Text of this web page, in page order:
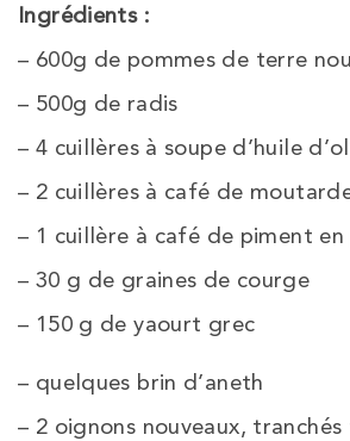
Ingrédients :
– 600g de pommes de terre
– 500g de radis
– 4 cuillères à soupe d’huile
– 2 cuillères à café de
– 1 cuillère à café de piment
– 30 g de graines de courge
– 150 g de yaourt grec
– quelques brin d’aneth
– 2 oignons nouveaux,